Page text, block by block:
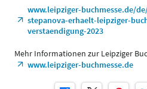
www.leipziger-buchmesse.de/
stepanova-erhaelt-leipziger-
verstaendigung-2023
Mehr Informationen zur Leipziger
www.leipziger-buchmesse.de